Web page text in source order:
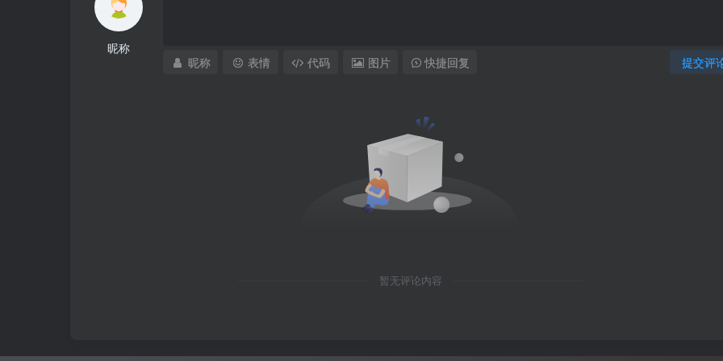
昵称
提交评
昵称 表情 代码 图片 快捷回复
暂无评论内容